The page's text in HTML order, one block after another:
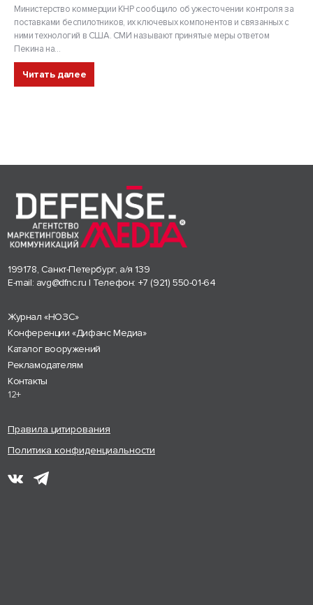
Министерство коммерции КНР сообщило об ужесточении контроля за
поставками беспилотников, их ключевых компонентов и связанных с
ними технологий в США. СМИ называют принятые меры ответом
Пекина на...
Читать далее
199178, Санкт-Петербург, а/я 139
E-mail: avg@dfnc.ru | Телефон: +7 (921) 550-01-64
Журнал «НОЗС»
Конференции «Дифанс Медиа»
Каталог вооружений
Рекламодателям
Контакты
12+
Правила цитирования
Политика конфиденциальности